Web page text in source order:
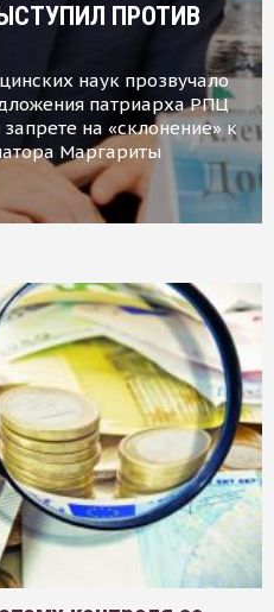
ПРОТИВ
наук прозвучало
патриарха РПЦ
на «склонение» к
Маргариты